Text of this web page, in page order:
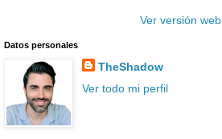
Ver versión web
Datos personales
TheShadow
Ver todo mi perfil